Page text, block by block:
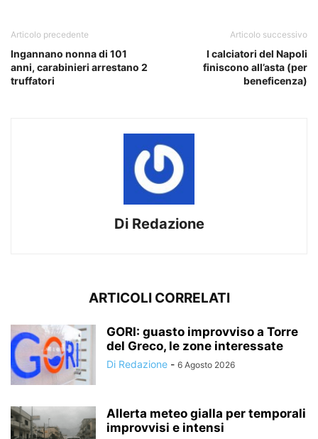
Articolo precedente
Ingannano nonna di 101
anni, carabinieri arrestano 2
truffatori
Articolo successivo
I calciatori del Napoli
finiscono all’asta (per
beneficenza)
Di Redazione
ARTICOLI CORRELATI
GORI: guasto improvviso a Torre
del Greco, le zone interessate
Di Redazione - 6 Agosto 2026
Allerta meteo gialla per temporali
improvvisi e intensi